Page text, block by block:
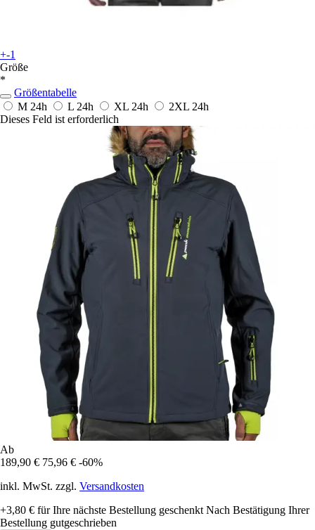
+-1
Größe
*
Größentabelle
M 24h L 24h XL 24h 2XL 24h
Dieses Feld ist erforderlich
Ab
189,90 € 75,96 € -60%
inkl. MwSt. zzgl. Versandkosten
+3,80 € für Ihre nächste Bestellung geschenkt Nach Bestätigung Ihrer
Bestellung gutgeschrieben